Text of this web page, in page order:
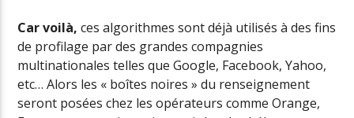
Car voilà, ces algorithmes sont déjà utilisés à des fins
de profilage par des grandes compagnies
multinationales telles que Google, Facebook, Yahoo,
etc… Alors les « boîtes noires » du renseignement
seront posées chez les opérateurs comme Orange,